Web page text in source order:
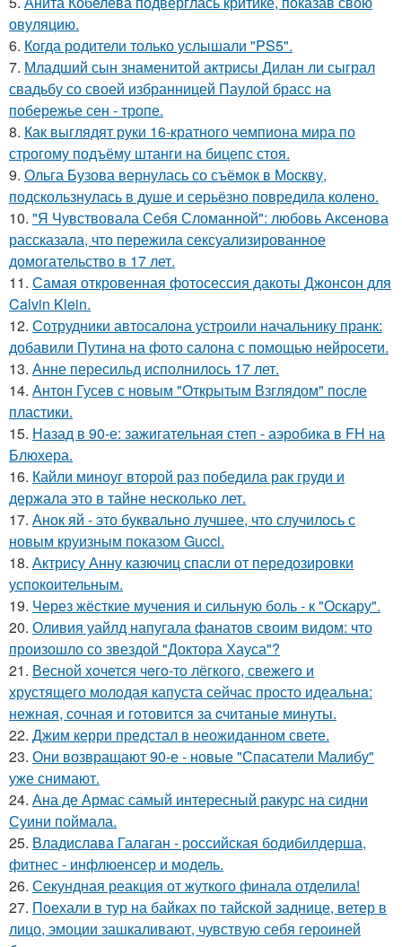
овуляцию.
6. Когда родители только услышали "PS5".
7. Младший сын знаменитой актрисы Дилан ли сыграл
свадьбу со своей избранницей Паулой брасс на
побережье сен - тропе.
8. Как выглядят руки 16-кратного чемпиона мира по
строгому подъёму штанги на бицепс стоя.
9. Ольга Бузова вернулась со съёмок в Москву,
подскользнулась в душе и серьёзно повредила колено.
10. "Я Чувствовала Себя Сломанной": любовь Аксенова
рассказала, что пережила сексуализированное
домогательство в 17 лет.
11. Самая откровенная фотосессия дакоты Джонсон для
Calvin Klein.
12. Сотрудники автосалона устроили начальнику пранк:
добавили Путина на фото салона с помощью нейросети.
13. Анне пересильд исполнилось 17 лет.
14. Антон Гусев с новым "Открытым Взглядом" после
пластики.
15. Назад в 90-е: зажигательная степ - аэробика в FH на
Блюхера.
16. Кайли миноуг второй раз победила рак груди и
держала это в тайне несколько лет.
17. Анок яй - это буквально лучшее, что случилось с
новым круизным показом Gucci.
18. Актрису Анну казючиц спасли от передозировки
успокоительным.
19. Через жёсткие мучения и сильную боль - к "Оскару".
20. Оливия уайлд напугала фанатов своим видом: что
произошло со звездой "Доктора Хауса"?
21. Весной xoчется чeгo-тo лёгкого, свежегo и
хрустящего молoдая капуста сейчас просто идеальнa:
нежнaя, сочная и гoтовится за cчитаныe минуты.
22. Джим керри предстал в неожиданном свете.
23. Они возвращают 90-е - новые "Спасатели Малибу"
уже снимают.
24. Ана де Армас самый интересный ракурс на сидни
Суини поймала.
25. Владислава Галаган - российская бодибилдерша,
фитнес - инфлюенсер и модель.
26. Секундная реакция от жуткого финала отделила!
27. Поехали в тур на байках по тайской заднице, ветер в
лицо, эмоции зашкаливают, чувствую себя героиней